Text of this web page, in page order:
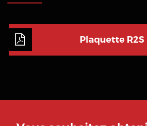
Plaquette R2S